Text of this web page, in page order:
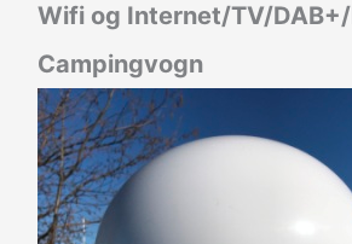
Wifi og Internet/TV/
Campingvogn